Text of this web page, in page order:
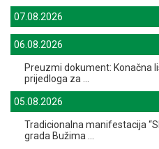
07.08.2026
06.08.2026
Preuzmi dokument: Konačna
prijedloga za ...
05.08.2026
Tradicionalna manifestacija
grada Bužima ...